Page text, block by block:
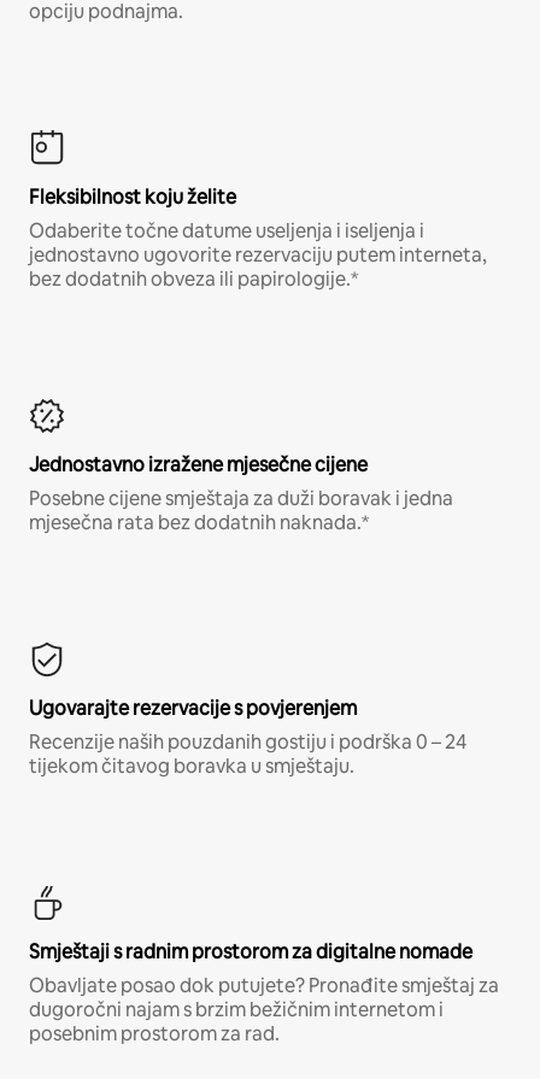
opciju podnajma.
Fleksibilnost koju želite
Odaberite točne datume useljenja i iseljenja i
jednostavno ugovorite rezervaciju putem interneta,
bez dodatnih obveza ili papirologije.*
Jednostavno izražene mjesečne cijene
Posebne cijene smještaja za duži boravak i jedna
mjesečna rata bez dodatnih naknada.*
Ugovarajte rezervacije s povjerenjem
Recenzije naših pouzdanih gostiju i podrška 0 – 24
tijekom čitavog boravka u smještaju.
Smještaji s radnim prostorom za digitalne nomade
Obavljate posao dok putujete? Pronađite smještaj za
dugoročni najam s brzim bežičnim internetom i
posebnim prostorom za rad.